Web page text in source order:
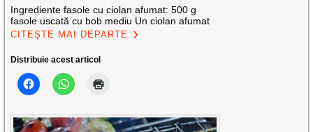
Ingrediente fasole cu ciolan afumat: 500 g
fasole uscată cu bob mediu Un ciolan afumat
CITEȘTE MAI DEPARTE
Distribuie acest articol